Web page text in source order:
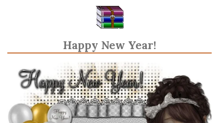
Happy New Year!